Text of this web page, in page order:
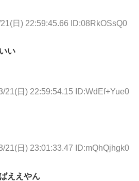
日) 22:59:45.66 ID:08RkOSsQ0
い
21(日) 22:59:54.15 ID:WdEf+Yue0
21(日) 23:01:33.47 ID:mQhQjhgk0
ええやん